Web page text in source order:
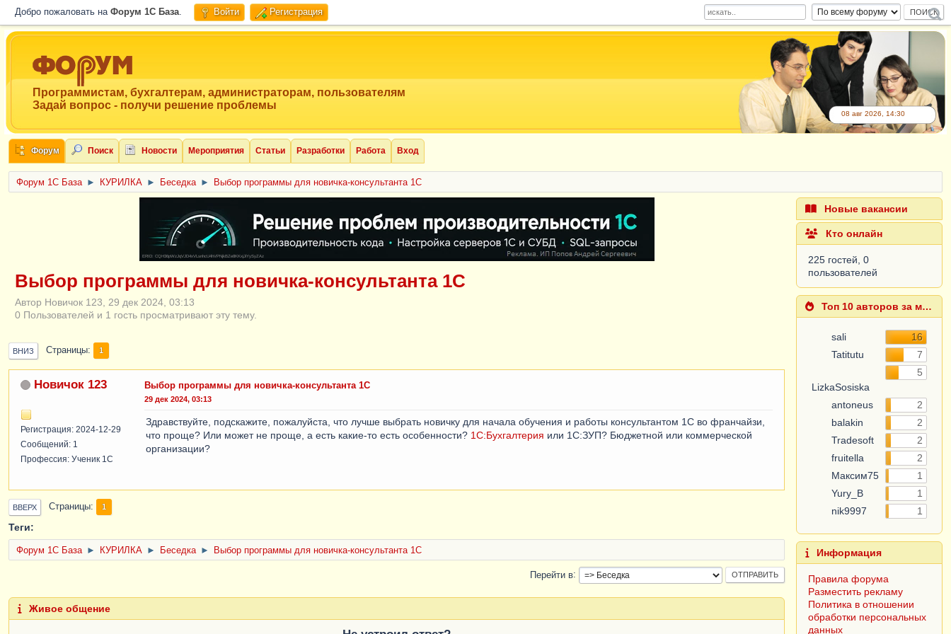
Добро пожаловать на Форум 1C База. Войти Регистрация
Программистам, бухгалтерам, администраторам, пользователям
Задай вопрос - получи решение проблемы
08 авг 2026, 14:30
Форум Поиск Новости Мероприятия Статьи Разработки Работа Вход
Форум 1C База ► КУРИЛКА ► Беседка ► Выбор программы для новичка-консультанта 1С
ERID: CQH36pWzJqVJD4xVLsnhcU4hVPNjkBZe8KKxjJiYySyZAz
Выбор программы для новичка-консультанта 1С
Автор Новичок 123, 29 дек 2024, 03:13
0 Пользователей и 1 гость просматривают эту тему.
ВНИЗ Страницы 1
Новичок 123
Регистрация: 2024-12-29
Сообщений: 1
Профессия: Ученик 1С
Выбор программы для новичка-консультанта 1С
29 дек 2024, 03:13
Здравствуйте, подскажите, пожалуйста, что лучше выбрать новичку для начала обучения и работы консультантом 1С во франчайзи,
что проще? Или может не проще, а есть какие-то есть особенности? 1С:Бухгалтерия или 1С:ЗУП? Бюджетной или коммерческой
организации?
ВВЕРХ Страницы 1
Теги:
Форум 1C База ► КУРИЛКА ► Беседка ► Выбор программы для новичка-консультанта 1С
Перейти в
Живое общение
Новые вакансии
Кто онлайн
225 гостей, 0
пользователей
Топ 10 авторов за месяц
sali
16
Tatitutu
7
LizkaSosiska
5
antoneus
2
balakin
2
Tradesoft
2
fruitella
2
Максим75
1
Yury_B
1
nik9997
1
Информация
Правила форума
Разместить рекламу
Политика в отношении
обработки персональных
данных